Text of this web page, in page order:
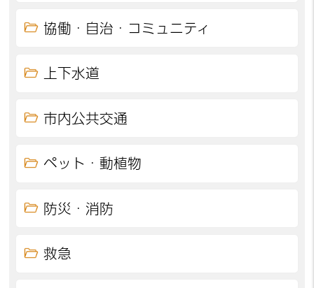
協働・自治・コミュニティ
上下水道
市内公共交通
ペット・動植物
防災・消防
救急